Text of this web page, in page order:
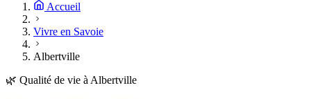
Accueil
Vivre en Savoie
Albertville
🌿 Qualité de vie à Albertville